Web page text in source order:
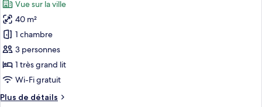
Chambre
Luxe
les
photos
pour
ce
type
de
chambre :
Suite
Vue sur la ville
40 m²
1 chambre
3 personnes
1 très grand lit
Wi-Fi gratuit
Plus de détails
Plus